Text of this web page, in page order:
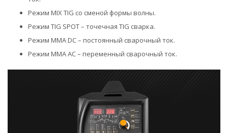
Режим MIX TIG со сменой формы волны.
Режим TIG SPOT – точечная TIG сварка.
Режим MMA DC – постоянный сварочный ток.
Режим MMA AC – переменный сварочный ток.